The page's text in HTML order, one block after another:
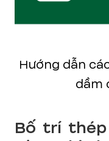
Hướng dẫn
dầm
Bố trí